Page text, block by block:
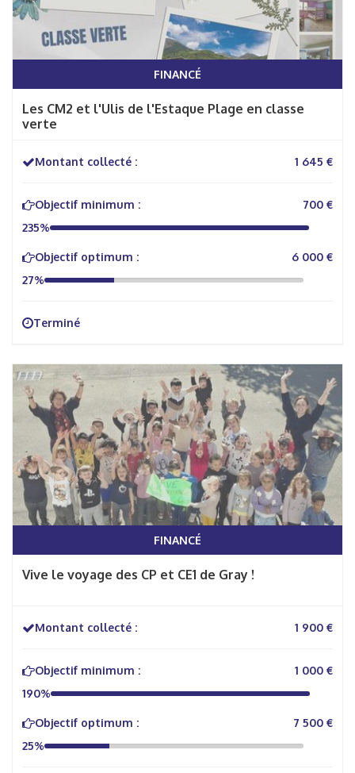
FINANCÉ
Les CM2 et l'Ulis de l'Estaque Plage en classe
verte
Montant collecté : 1 645 €
Objectif minimum :
700 €
235%
Objectif optimum :
6 000 €
27%
Terminé
FINANCÉ
Vive le voyage des CP et CE1 de Gray !
Montant collecté : 1 900 €
Objectif minimum :
1 000 €
190%
Objectif optimum :
7 500 €
25%